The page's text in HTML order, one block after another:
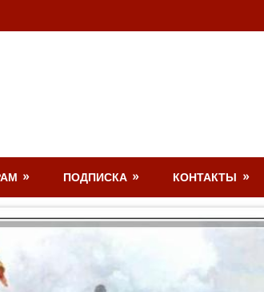
ПОДПИСКА КОНТАКТЫ